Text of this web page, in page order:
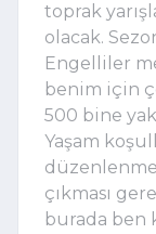
toprak
olacak.
Engelliler
benim için
500 bine
Yaşam
çıkması
burada ben